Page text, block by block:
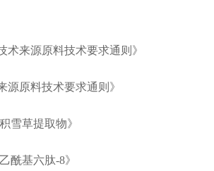
术来源原料技术要求通则》
源原料技术要求通则》
雪草提取物》
酰基六肽-8》